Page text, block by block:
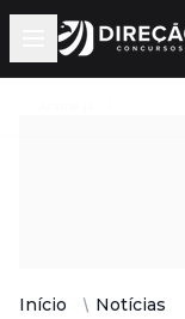
Open main menu
Início Notícias